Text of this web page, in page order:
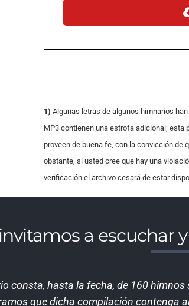
audio
1) Algunas letras de algunos himnarios
MP3 contienen una estrofa adicional; esta
proveen de buena fe, con la convicción de
obstante, si usted cree que hay una
verificación el archivo cesará de estar
a escuchar
consta, hasta la fecha, de 160himnos
que dicha compilación contenga